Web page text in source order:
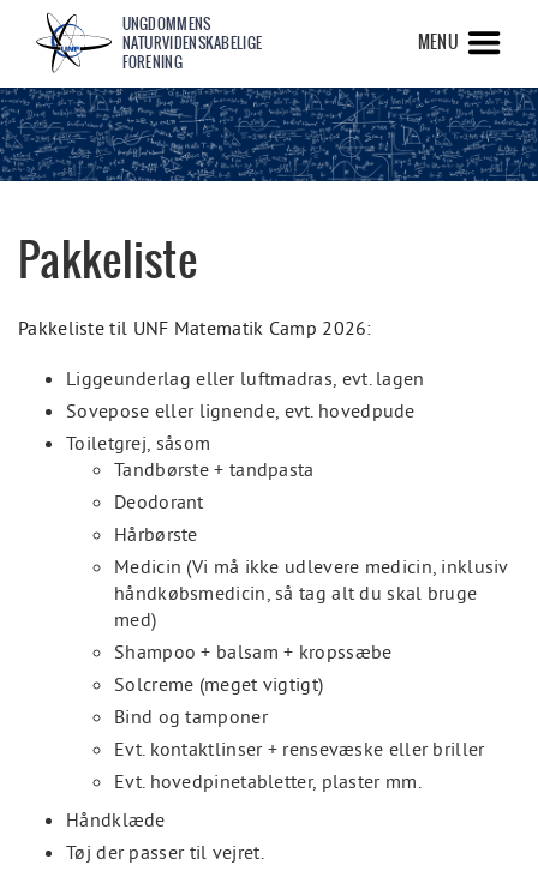
UNGDOMMENS
NATURVIDENSKABELIGE
FORENING
MENU
Pakkeliste
Pakkeliste til UNF Matematik Camp 2026:
Liggeunderlag eller luftmadras, evt. lagen
Sovepose eller lignende, evt. hovedpude
Toiletgrej, såsom
Tandbørste + tandpasta
Deodorant
Hårbørste
Medicin (Vi må ikke udlevere medicin, inklusiv
håndkøbsmedicin, så tag alt du skal bruge
med)
Shampoo + balsam + kropssæbe
Solcreme (meget vigtigt)
Bind og tamponer
Evt. kontaktlinser + rensevæske eller briller
Evt. hovedpinetabletter, plaster mm.
Håndklæde
Tøj der passer til vejret.